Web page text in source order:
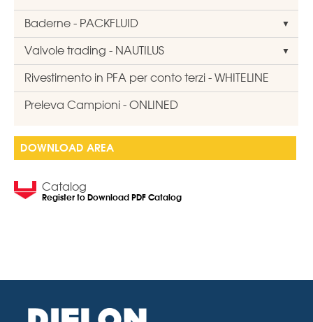
Baderne - PACKFLUID
Valvole trading - NAUTILUS
Rivestimento in PFA per conto terzi - WHITELINE
Preleva Campioni - ONLINED
DOWNLOAD AREA
Catalog
Register to Download PDF Catalog